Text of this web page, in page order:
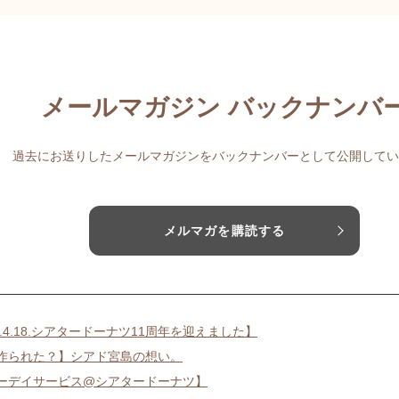
メールマガジン バックナンバ
過去にお送りしたメールマガジンをバックナンバーとして公開して
メルマガを購読する
シアタードーナツ11周年を迎えました】
られた？】シアド宮島の想い。
デイサービス@シアタードーナツ】